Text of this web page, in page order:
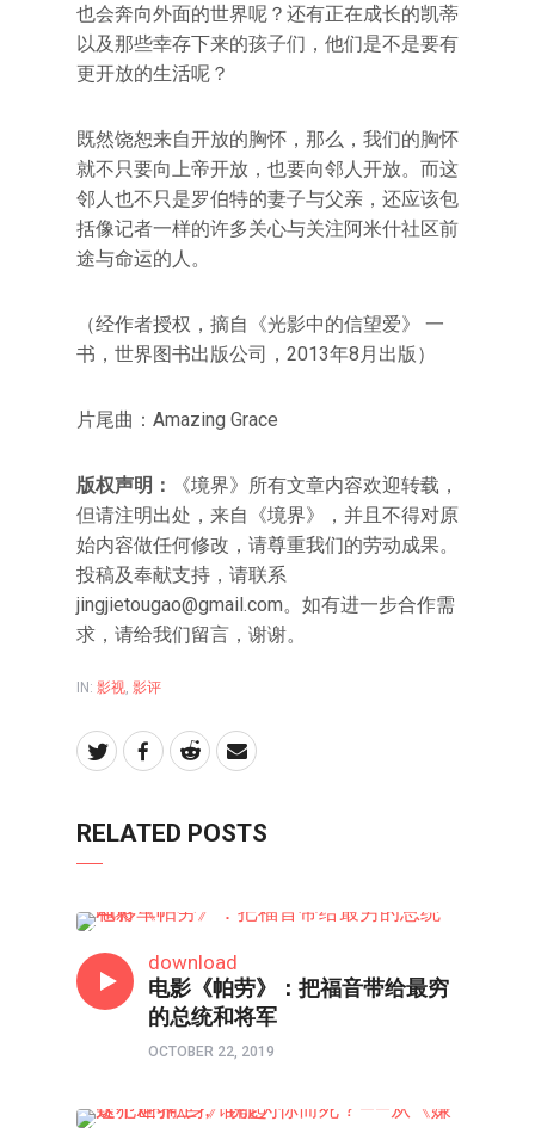
也会奔向外面的世界呢？还有正在成长的凯蒂
以及那些幸存下来的孩子们，他们是不是要有
更开放的生活呢？
既然饶恕来自开放的胸怀，那么，我们的胸怀
就不只要向上帝开放，也要向邻人开放。而这
邻人也不只是罗伯特的妻子与父亲，还应该包
括像记者一样的许多关心与关注阿米什社区前
途与命运的人。
（经作者授权，摘自《光影中的信望爱》 一
书，世界图书出版公司，2013年8月出版）
片尾曲：Amazing Grace
版权声明：
《境界》所有文章内容欢迎转载，
但请注明出处，来自《境界》，并且不得对原
始内容做任何修改，请尊重我们的劳动成果。
投稿及奉献支持，请联系
jingjietougao@gmail.com。如有进一步合作需
求，请给我们留言，谢谢。
IN: 影视, 影评
RELATED POSTS
download
电影《帕劳》：把福音带给最穷
的总统和将军
OCTOBER 22, 2019